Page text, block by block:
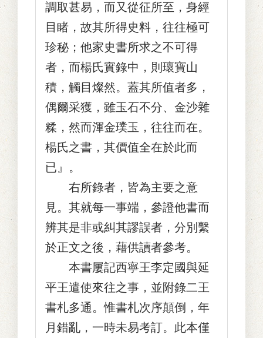
調取甚易，而又從征所至，身經
目睹，故其所得史料，往往極可
珍秘；他家史書所求之不可得
者，而楊氏實錄中，則瓌寶山
積，觸目燦然。蓋其所值者多，
偶爾采獲，雖玉石不分、金沙雜
糅，然而渾金璞玉，往往而在。
楊氏之書，其價值全在於此而
已』。
右所錄者，皆為主要之意
見。其就每一事端，參證他書而
辨其是非或糾其謬誤者，分別繫
於正文之後，藉供讀者參考。
本書屢記西寧王李定國與延
平王遣使來往之事，並附錄二王
書札多通。惟書札次序顛倒，年
月錯亂，一時未易考訂。此本僅